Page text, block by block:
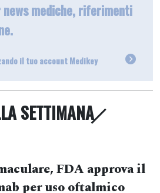
mediche, riferimenti
il tuo account Medikey
SETTIMANA
FDA approva il
per uso oftalmico